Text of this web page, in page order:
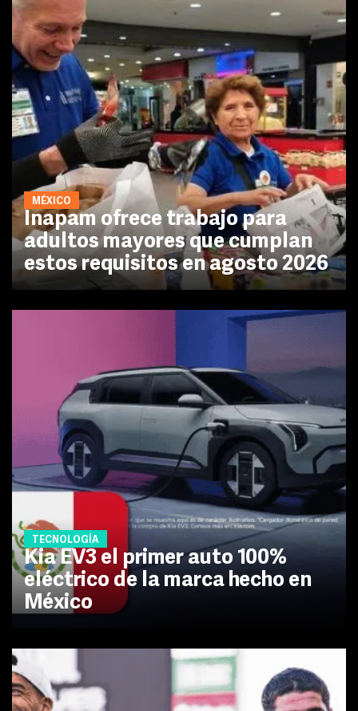
MÉXICO
Inapam ofrece trabajo para
adultos mayores que cumplan
estos requisitos en agosto 2026
TECNOLOGÍA
Kia EV3 el primer auto 100%
eléctrico de la marca hecho en
México